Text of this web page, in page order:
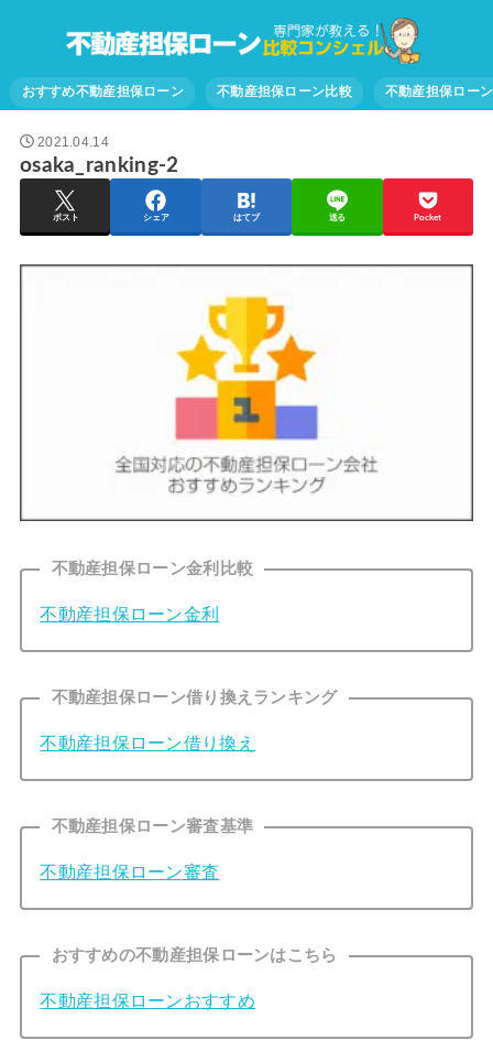
おすすめ不動産担保ローン 不動産担保ローン比較 不動産担保ロー
2021.04.14
osaka_ranking-2
ポスト シェア はてブ 送る Pocket
不動産担保ローン金利比較
不動産担保ローン金利
不動産担保ローン借り換えランキング
不動産担保ローン借り換え
不動産担保ローン審査基準
不動産担保ローン審査
おすすめの不動産担保ローンはこちら
不動産担保ローンおすすめ